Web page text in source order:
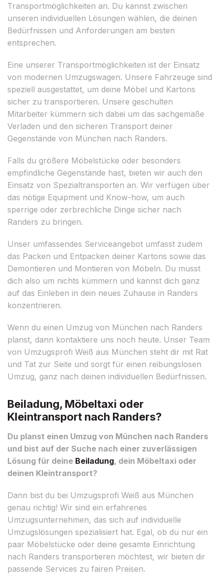
Transportmöglichkeiten an. Du kannst zwischen
unseren individuellen Lösungen wählen, die deinen
Bedürfnissen und Anforderungen am besten
entsprechen.
Eine unserer Transportmöglichkeiten ist der Einsatz
von modernen Umzugswagen. Unsere Fahrzeuge sind
speziell ausgestattet, um deine Möbel und Kartons
sicher zu transportieren. Unsere geschulten
Mitarbeiter kümmern sich dabei um das sachgemäße
Verladen und den sicheren Transport deiner
Gegenstände von München nach Randers.
Falls du größere Möbelstücke oder besonders
empfindliche Gegenstände hast, bieten wir auch den
Einsatz von Spezialtransporten an. Wir verfügen über
das nötige Equipment und Know-how, um auch
sperrige oder zerbrechliche Dinge sicher nach
Randers zu bringen.
Unser umfassendes Serviceangebot umfasst zudem
das Packen und Entpacken deiner Kartons sowie das
Demontieren und Montieren von Möbeln. Du musst
dich also um nichts kümmern und kannst dich ganz
auf das Einleben in dein neues Zuhause in Randers
konzentrieren.
Wenn du einen Umzug von München nach Randers
planst, dann kontaktiere uns noch heute. Unser Team
von Umzugsprofi Weiß aus München steht dir mit Rat
und Tat zur Seite und sorgt für einen reibungslosen
Umzug, ganz nach deinen individuellen Bedürfnissen.
Beiladung, Möbeltaxi oder
Kleintransport nach Randers?
Du planst einen Umzug von München nach Randers
und bist auf der Suche nach einer zuverlässigen
Lösung für deine Beiladung, dein Möbeltaxi oder
deinen Kleintransport?
Dann bist du bei Umzugsprofi Weiß aus München
genau richtig! Wir sind ein erfahrenes
Umzugsunternehmen, das sich auf individuelle
Umzugslösungen spezialisiert hat. Egal, ob du nur ein
paar Möbelstücke oder deine gesamte Einrichtung
nach Randers transportieren möchtest, wir bieten dir
passende Services zu fairen Preisen.